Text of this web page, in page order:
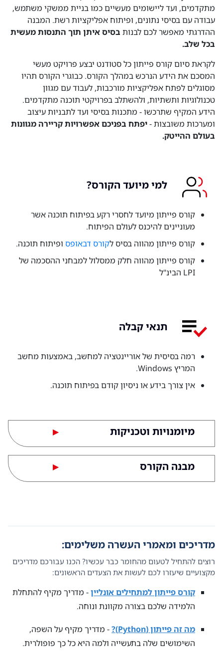
מתקדמים, ועד ליישומים מעשיים כמו בניית ממשקי משתמש,
עבודה עם בסיסי נתונים, ופיתוח אפליקציות רשת. המבנה
ההדרגתי מאפשר לכם לבנות בסיס איתן תוך התנסות מעשית
בכל שלב.
לקראת סיום קורס פייתון כל סטודנט יבצע פרויקט מעשי
המסכם את הידע הנרכש במהלך הקורס. כבוגרי הקורס תהיו
מסוגלים לפתח אפליקציות מורכבות, לעבוד עם מגוון
טכנולוגיות ותשתיות, ולהשתלב בפרויקטי תוכנה מתקדמים.
הידע המקיף שתרכשו - מתכנות בסיסי ועד לתבניות עיצוב
ומערכות משובצות -יפתח בפניכם אפשרויות קריירה מגוונות
בעולם ההייטק.
למי מיועד הקורס?
קורס פייתון מיועד לחסרי רקע בפיתוח תוכנה אשר
מעוניינים להיכנס לעולם הפיתוח.
קורס פייתון מהווה בסיס לקורס דבאופס ופיתוח תוכנה.
קורס פייתון מהווה חלק ממסלול למבחני ההסכמה של
LPI הבינ"ל
תנאי קבלה
רמה בסיסית של אוריינטציה למחשב, באמצעות מחשב
המריץ Windows.
אין צורך בידע או ניסיון קודם בפיתוח תוכנה.
מיומנויות וטכניקות ▶
מבנה הקורס ▶
מדריכים ומאמרי העשרה משלימים:
רוצים להתחיל לטעום מהחומר כבר עכשיו? הכנו עבורכם מדריכים
מקצועיים שיעזרו לכם לעשות את הצעדים הראשונים:
קורס פייתון למתחילים אונליין- מדריך מקיף להתחלת
הלמידה שלכם בצורה מקוונת ונוחה.
מה זה פייתון (Python)?
- מדריך מקיף על השפה,
השימושים שלה בתעשייה ולמה היא כל כך פופולרית.